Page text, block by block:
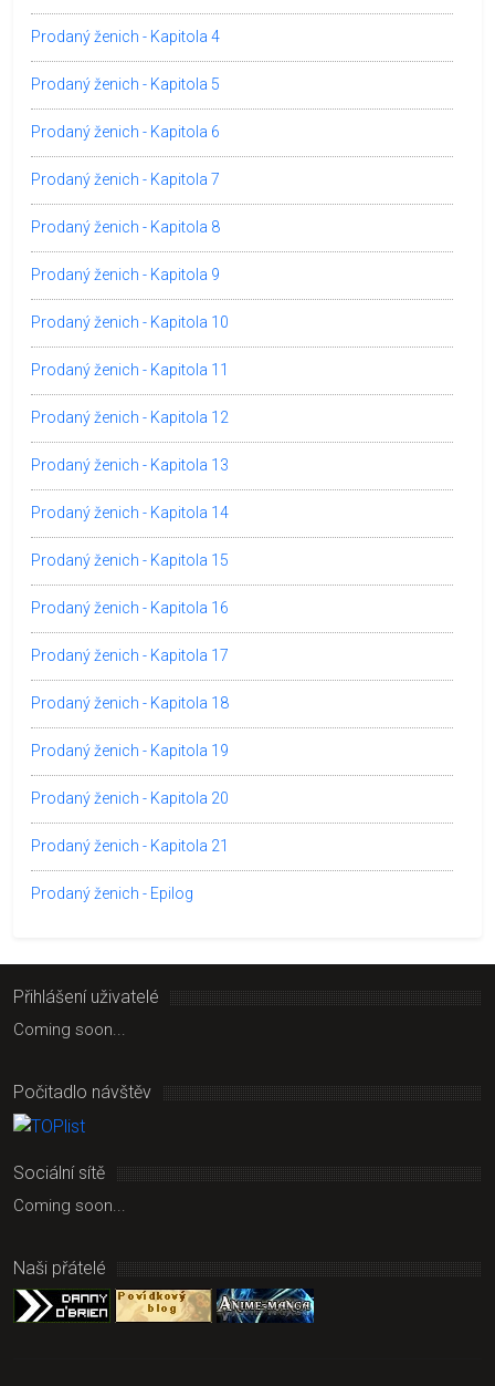
Prodaný ženich - Kapitola 4
Prodaný ženich - Kapitola 5
Prodaný ženich - Kapitola 6
Prodaný ženich - Kapitola 7
Prodaný ženich - Kapitola 8
Prodaný ženich - Kapitola 9
Prodaný ženich - Kapitola 10
Prodaný ženich - Kapitola 11
Prodaný ženich - Kapitola 12
Prodaný ženich - Kapitola 13
Prodaný ženich - Kapitola 14
Prodaný ženich - Kapitola 15
Prodaný ženich - Kapitola 16
Prodaný ženich - Kapitola 17
Prodaný ženich - Kapitola 18
Prodaný ženich - Kapitola 19
Prodaný ženich - Kapitola 20
Prodaný ženich - Kapitola 21
Prodaný ženich - Epilog
Přihlášení uživatelé
Coming soon...
Počitadlo návštěv
Sociální sítě
Coming soon...
Naši přátelé